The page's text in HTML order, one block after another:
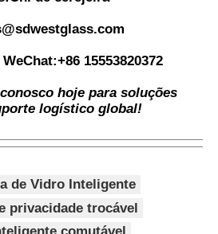
+86 15553820372
hoje para soluções
logístico global!
de Vidro Inteligente
privacidade trocável